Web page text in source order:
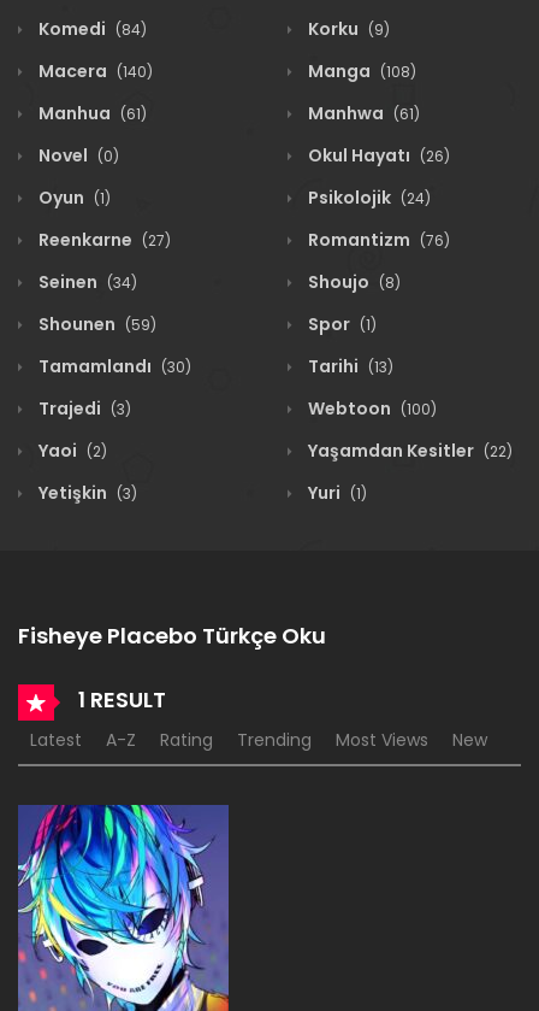
Komedi (84) Korku (9)
Macera (140) Manga (108)
Manhua (61) Manhwa (61)
Novel (0) Okul Hayatı (26)
Oyun (1) Psikolojik (24)
Reenkarne (27) Romantizm (76)
Seinen (34) Shoujo (8)
Shounen (59) Spor (1)
Tamamlandı (30) Tarihi (13)
Trajedi (3) Webtoon (100)
Yaoi (2) Yaşamdan Kesitler (22)
Yetişkin (3) Yuri (1)
Fisheye Placebo Türkçe Oku
1 RESULT
Latest A-Z Rating Trending Most Views New